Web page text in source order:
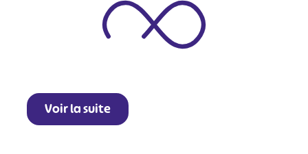
Voir la suite